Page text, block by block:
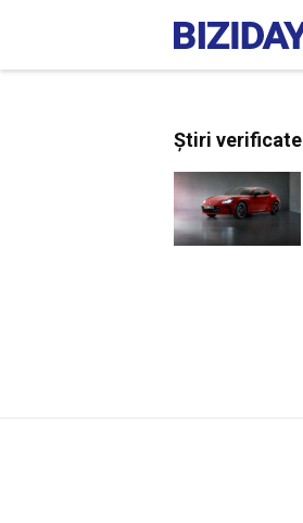
Știri verificate